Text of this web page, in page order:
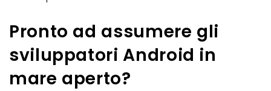
Pronto ad assumere gli
sviluppatori Android in
mare aperto?